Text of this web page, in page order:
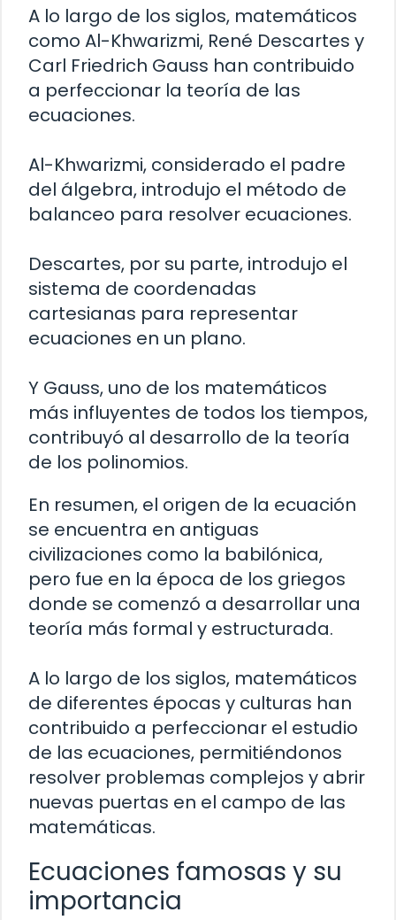
A lo largo de los siglos, matemáticos
como Al-Khwarizmi, René Descartes y
Carl Friedrich Gauss han contribuido
a perfeccionar la teoría de las
ecuaciones.
Al-Khwarizmi, considerado el padre
del álgebra, introdujo el método de
balanceo para resolver ecuaciones.
Descartes, por su parte, introdujo el
sistema de coordenadas
cartesianas para representar
ecuaciones en un plano.
Y Gauss, uno de los matemáticos
más influyentes de todos los tiempos,
contribuyó al desarrollo de la teoría
de los polinomios.
En resumen, el origen de la ecuación
se encuentra en antiguas
civilizaciones como la babilónica,
pero fue en la época de los griegos
donde se comenzó a desarrollar una
teoría más formal y estructurada.
A lo largo de los siglos, matemáticos
de diferentes épocas y culturas han
contribuido a perfeccionar el estudio
de las ecuaciones, permitiéndonos
resolver problemas complejos y abrir
nuevas puertas en el campo de las
matemáticas.
Ecuaciones famosas y su
importancia